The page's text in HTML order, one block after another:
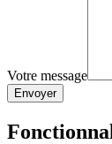
Votre message
Envoyer